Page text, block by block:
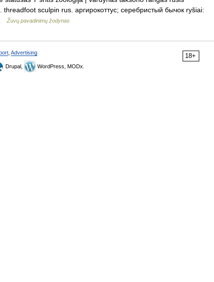
sculpin rus. аргирокоттус; серебристый бычок ryšiai:
Žuvų pavadinimų žodynas
18+
Advertising
Drupal, WordPress, MODx.